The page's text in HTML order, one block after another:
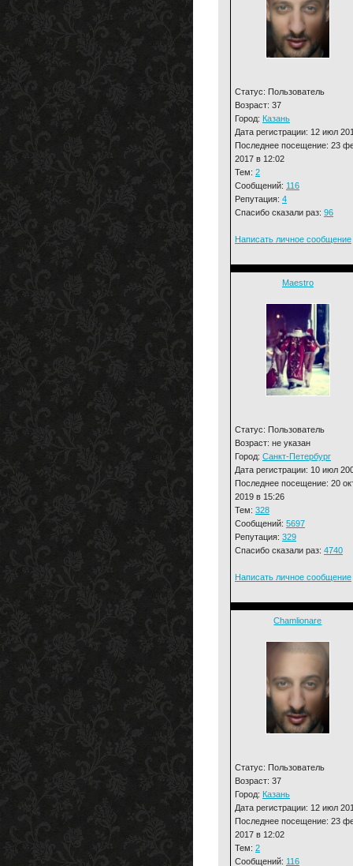
Статус: Пользователь
Возраст: 37
Город: Казань
Дата регистрации: 12 июл
Последнее посещение: 23
2017 в 12:02
Тем: 2
Сообщений: 116
Репутация: 4
Спасибо сказали раз: 96
Написать личное сообщение
Maestro
Статус: Пользователь
Возраст: не указан
Город: Санкт-Петербург
Дата регистрации: 10 июл
Последнее посещение: 20
2019 в 15:26
Тем: 328
Сообщений: 5697
Репутация: 329
Спасибо сказали раз: 4740
Написать личное сообщение
Chamlionare
Статус: Пользователь
Возраст: 37
Город: Казань
Дата регистрации: 12 июл
Последнее посещение: 23
2017 в 12:02
Тем: 2
Сообщений: 116